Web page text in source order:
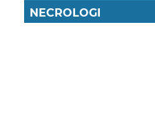
NECROLOGI